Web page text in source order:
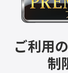
ご利用
制